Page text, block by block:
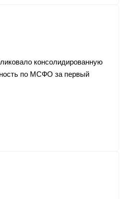
консолидированную
по МСФО за первый